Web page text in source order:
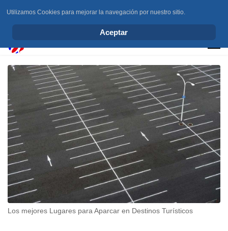
Los mejores Lugares para Aparcar en Destinos Turísticos
Utilizamos Cookies para mejorar la navegación por nuestro sitio.
Aceptar